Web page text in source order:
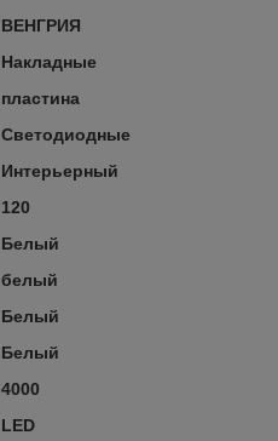
ВЕНГРИЯ
Накладные
пластина
Светодиодные
Интерьерный
120
Белый
белый
Белый
Белый
4000
LED